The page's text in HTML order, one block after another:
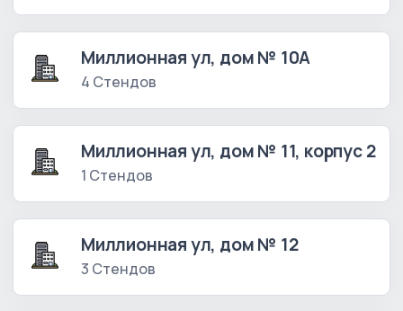
Миллионная ул, дом № 10А
4 Стендов
Миллионная ул, дом № 11, корпус 2
1 Стендов
Миллионная ул, дом № 12
3 Стендов